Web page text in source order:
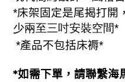
*床架固定是尾揭打開，
少兩至三吋安裝空間*
*產品不包括床褥*
*如需下單，請聯繫